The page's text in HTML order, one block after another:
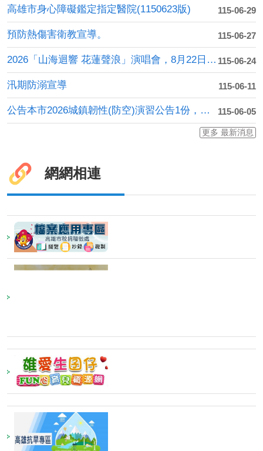
115-06-29
高雄市身心障礙鑑定指定醫院(1150623版)
115-06-27
預防熱傷害衛教宣導。
115-06-24
2026「山海迴響 花蓮聲浪」演唱會，8月22日、23日....
115-06-11
汛期防溺宣導
115-06-05
公告本市2026城鎮韌性(防空)演習公告1份，本年度訂於....
更多 最新消息
網網相連